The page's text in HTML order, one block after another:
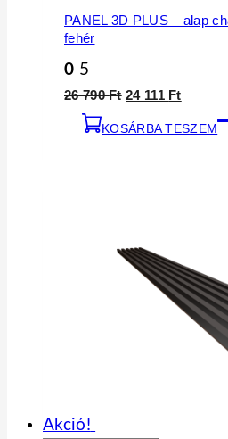
PANEL 3D PLUS – alap
fehér
0 5
26 790Ft 24 111 Ft
KOSÁRBA TESZEM
Akció!